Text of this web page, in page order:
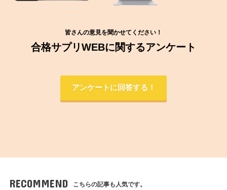
皆さんの意見を聞かせてください！
合格サプリWEBに関するアンケート
アンケートに回答する！
RECOMMEND こちらの記事も人気です。